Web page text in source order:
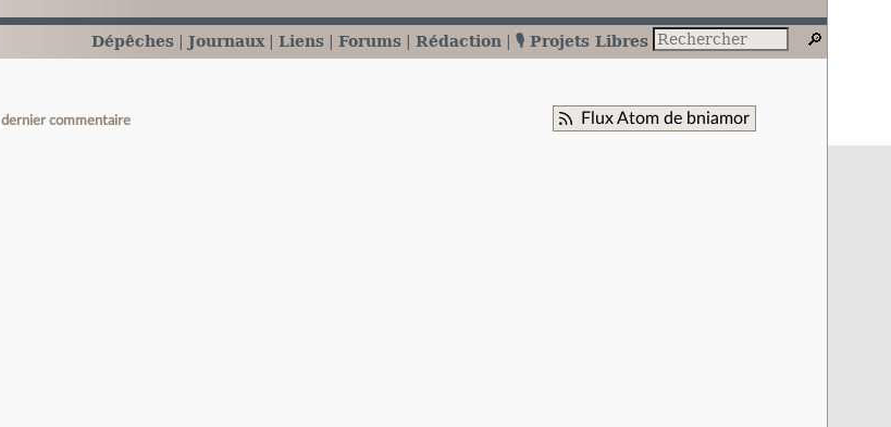
Dépêches Journaux Liens Forums Rédaction 🎙️ Projets Libres
Flux Atom de bniamor
dernier commentaire